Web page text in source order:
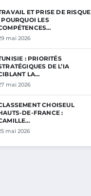
ET PRISE DE RISQUE
POURQUOI LES
mai 2026
: PRIORITÉS
DE L’IA
LA…
mai 2026
CHOISEUL
DE-FRANCE :
mai 2026